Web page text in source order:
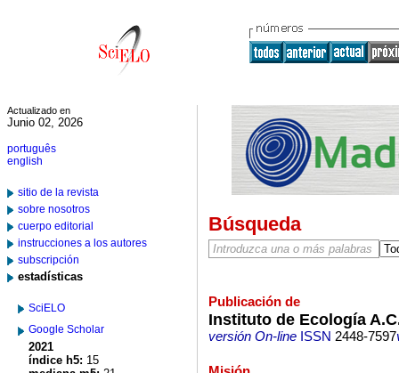
Actualizado en
Junio 02, 2026
português
english
sitio de la revista
sobre nosotros
cuerpo editorial
instrucciones a los autores
subscripción
estadísticas
SciELO
Google Scholar
2021
índice h5: 15
Búsqueda
Publicación de
Instituto de Ecología
versión On-lineISSN 2448-7597